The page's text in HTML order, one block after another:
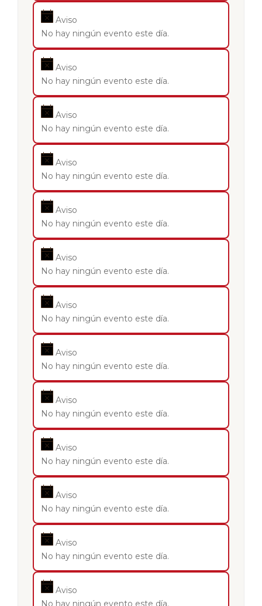
Aviso
No hay ningún evento este día.
Aviso
No hay ningún evento este día.
Aviso
No hay ningún evento este día.
Aviso
No hay ningún evento este día.
Aviso
No hay ningún evento este día.
Aviso
No hay ningún evento este día.
Aviso
No hay ningún evento este día.
Aviso
No hay ningún evento este día.
Aviso
No hay ningún evento este día.
Aviso
No hay ningún evento este día.
Aviso
No hay ningún evento este día.
Aviso
No hay ningún evento este día.
Aviso
No hay ningún evento este día.